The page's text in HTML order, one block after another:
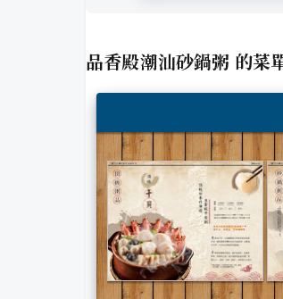
品香殿潮汕砂鍋粥 的菜